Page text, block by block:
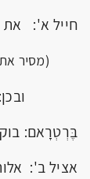
חייל א': את
(מסיר את
ובכן:
בֶּרְטְרָאם:
אציל ב':